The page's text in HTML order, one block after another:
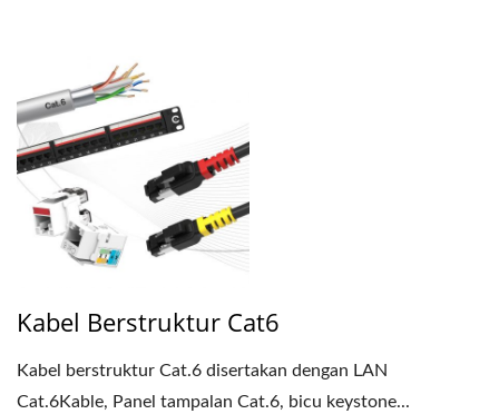
Kabel Berstruktur Cat6
Kabel berstruktur Cat.6 disertakan dengan LAN
Cat.6Kable, Panel tampalan Cat.6, bicu keystone...